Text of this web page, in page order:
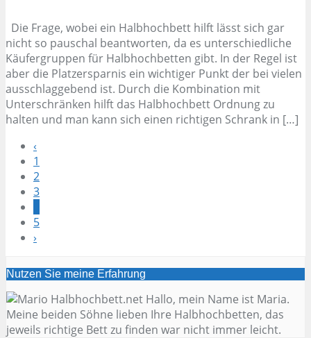
Die Frage, wobei ein Halbhochbett hilft lässt sich gar
nicht so pauschal beantworten, da es unterschiedliche
Käufergruppen für Halbhochbetten gibt. In der Regel ist
aber die Platzersparnis ein wichtiger Punkt der bei vielen
ausschlaggebend ist. Durch die Kombination mit
Unterschränken hilft das Halbhochbett Ordnung zu
halten und man kann sich einen richtigen Schrank in […]
‹
1
2
3
5
›
Nutzen Sie meine Erfahrung
Hallo, mein Name ist Maria.
Meine beiden Söhne lieben Ihre Halbhochbetten, das
jeweils richtige Bett zu finden war nicht immer leicht.